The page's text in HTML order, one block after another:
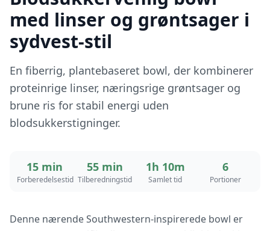
med linser og grøntsager i
sydvest-stil
En fiberrig, plantebaseret bowl, der kombinerer
proteinrige linser, næringsrige grøntsager og
brune ris for stabil energi uden
blodsukkerstigninger.
15 min
Forberedelsestid
55 min
Tilberedningstid
1h 10m
Samlet tid
6
Portioner
Denne nærende Southwestern-inspirerede bowl er